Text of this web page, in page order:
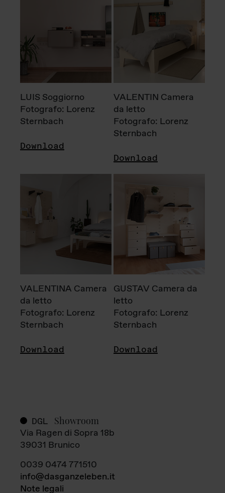
LUIS Soggiorno
Fotografo: Lorenz
Sternbach
Download
VALENTIN Camera
da letto
Fotografo: Lorenz
Sternbach
Download
VALENTINA Camera
da letto
Fotografo: Lorenz
Sternbach
Download
GUSTAV Camera da
letto
Fotografo: Lorenz
Sternbach
Download
DGL Showroom
Via Ragen di Sopra 18b
39031 Brunico
0039 0474 771510
info@dasganzeleben.it
Note legali